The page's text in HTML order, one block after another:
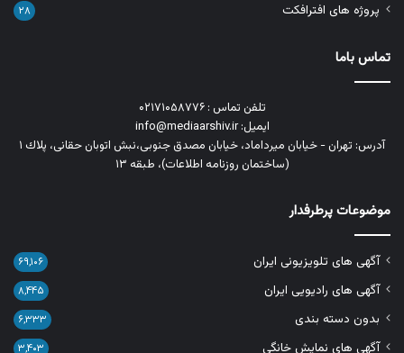
پروژه های افترافکت ۲۸
تماس باما
تلفن تماس : ۰۲۱۷۱۰۵۸۷۷۶
ایمیل: info@mediaarshiv.ir
آدرس: تهران - خیابان میرداماد، خیابان مصدق جنوبی،نبش اتوبان حقانی، پلاك ١
(ساختمان روزنامه اطلاعات)، طبقه ۱۳
موضوعات پرطرفدار
آگهی های تلویزیونی ایران ۶۹,۱۰۶
آگهی های رادیویی ایران ۸,۴۴۵
بدون دسته بندی ۶,۳۳۳
آگهی های نمایش خانگی ۳,۴۰۳